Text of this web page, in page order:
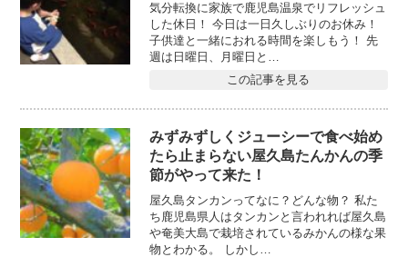
気分転換に家族で鹿児島温泉でリフレッシュ
した休日！ 今日は一日久しぶりのお休み！
子供達と一緒におれる時間を楽しもう！ 先
週は日曜日、月曜日と…
この記事を見る
みずみずしくジューシーで食べ始め
たら止まらない屋久島たんかんの季
節がやって来た！
屋久島タンカンってなに？どんな物？ 私た
ち鹿児島県人はタンカンと言われれば屋久島
や奄美大島で栽培されているみかんの様な果
物とわかる。 しかし…